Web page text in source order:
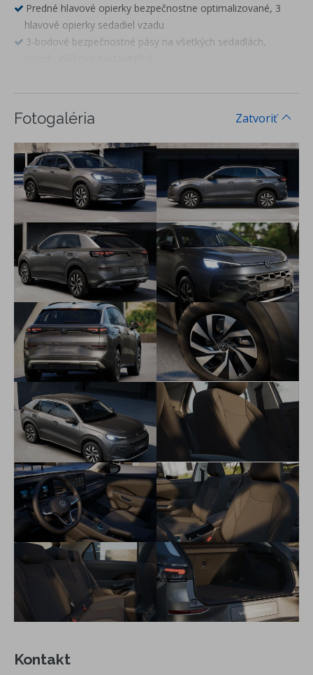
Predné hlavové opierky bezpečnostne optimalizované, 3
hlavové opierky sedadiel vzadu
3-bodové bezpečnostné pásy na všetkých sedadlách,
vpredu, hlavové airbagy vpredu a vzadu
Airbag medzi vodičom spolujazdcom
ESC, ABS s EBV, ASR, EDS, MSR
Pedestrian and Cyclist Recognition - asistent rozpoznávania
kolízie s chodcom a cyklistom s funkciou núdzového
brzdenia
Front Assist a City Brake - systém na sledovanie diania pred
vozidlom a systém núdzového brzdenia
Asistent prejazdu križovatkou
Side Assist - asistent zmeny jazdného pruhu, senzor
mŕtveho uhla
Monitoring okolia pri cúvaní
Asistent na bezpečné opustenie vozidla
Lane Assist - asistent zachovania jazdného pruhu
Systém rozpoznania únavy vodiča
ISOFIX systém na uchytenie detských sedačiek na sedadle
spolujazdca a na zadných sedadlách
Tire Mobility Set, kompresor, náradie
Start-Stop System s rekuperáciou brzdnej energie
OPF - filter pevných častíc
Kontrola stavu tlaku v pneumatikách
Digital Cockpit - LCD prístrojový panel
Rádio Composition, 10,3" farebný dotykový displej, 6
reproduktorov vpredu a vzadu
Rozpoznávanie a zobrazovanie dopravných značiek
App-Connect Wireless - bezdrôtové pripojenie telefónu cez
AndroidAuto alebo Apple CarPlay
Tempomat
Parkovacie senzory vpredu a vzadu s optickým a akustickým
upozornením
Centrálne zamykanie s diaľkovým ovládaním, 2 sklápacie
Multifunkčný kožený volant, s radiacimi páčkami
Zatvoriť
Fotogaléria
Kontakt